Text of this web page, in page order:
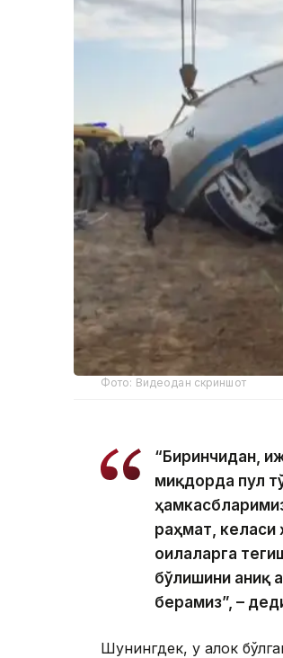
Фото: Видеодан скриншот
“Биринчидан,
миқдорда пул
раҳмат,
оилаларга
бўлишини аниқ
берамиз”, –
Шунингдек, у ҳалок